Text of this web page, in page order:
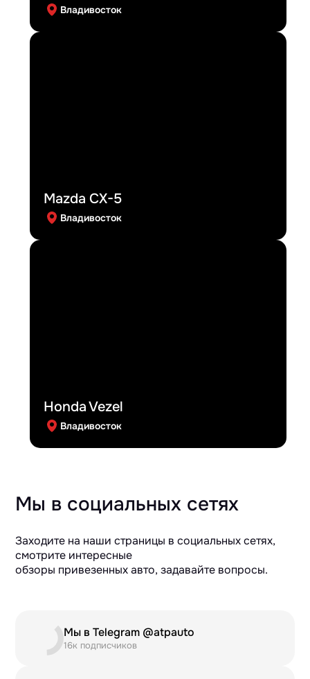
Владивосток
Mazda CX-5
Владивосток
Honda Vezel
Владивосток
Мы в социальных сетях
Заходите на наши страницы в социальных сетях,
смотрите интересные
обзоры привезенных авто, задавайте вопросы.
Мы в Telegram @atpauto
16к подписчиков